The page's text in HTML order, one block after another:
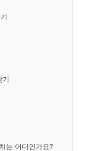
기
는 어디인가요?